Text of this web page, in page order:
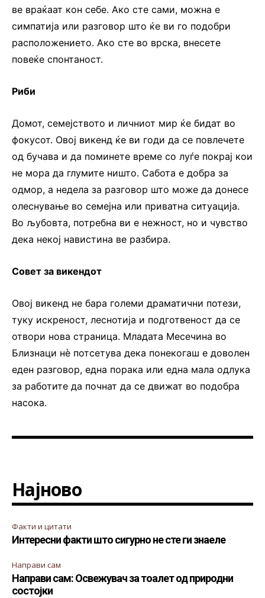
ве враќаат кон себе. Ако сте сами, можна е
симпатија или разговор што ќе ви го подобри
расположението. Ако сте во врска, внесете
повеќе спонтаност.
Риби
Домот, семејството и личниот мир ќе бидат во
фокусот. Овој викенд ќе ви годи да се повлечете
од бучава и да поминете време со луѓе покрај кои
не мора да глумите ништо. Сабота е добра за
одмор, а недела за разговор што може да донесе
олеснување во семејна или приватна ситуација.
Во љубовта, потребна ви е нежност, но и чувство
дека некој навистина ве разбира.
Совет за викендот
Овој викенд не бара големи драматични потези,
туку искреност, леснотија и подготвеност да се
отвори нова страница. Младата Месечина во
Близнаци нè потсетува дека понекогаш е доволен
еден разговор, една порака или една мала одлука
за работите да почнат да се движат во подобра
насока.
Најново
Факти и цитати
Интересни факти што сигурно не сте ги знаеле
Направи сам
Направи сам: Освежувач за тоалет од природни
состојки